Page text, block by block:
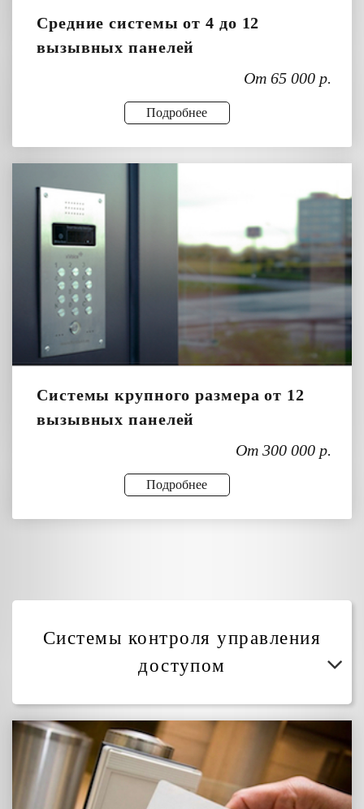
Средние системы от 4 до 12
вызывных панелей
От 65 000 р.
Подробнее
Системы крупного размера от 12
вызывных панелей
От 300 000 р.
Подробнее
Системы контроля управления
доступом